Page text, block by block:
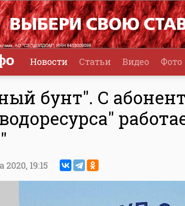
Новости Статьи Видео Фото
бунт". С
2020, 19:15